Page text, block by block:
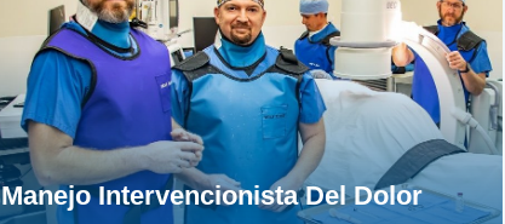
Manejo Intervencionista Del Dolor